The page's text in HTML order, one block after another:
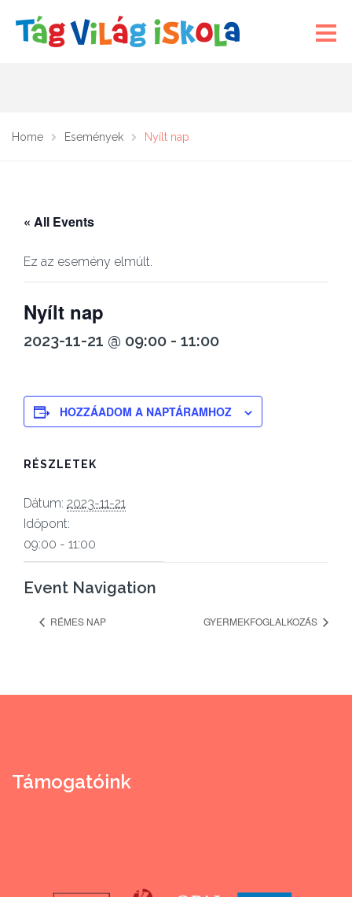
Home Események Nyílt nap
« All Events
Ez az esemény elmúlt.
Nyílt nap
2023-11-21 @ 09:00 - 11:00
HOZZÁADOM A NAPTÁRAMHOZ
RÉSZLETEK
Dátum: 2023-11-21
Időpont:
09:00 - 11:00
Event Navigation
RÉMES NAP GYERMEKFOGLALKOZÁS
Támogatóink